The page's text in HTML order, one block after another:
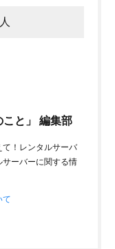
こと」 編集部
て！レンタルサーバ
サーバーに関する情
て